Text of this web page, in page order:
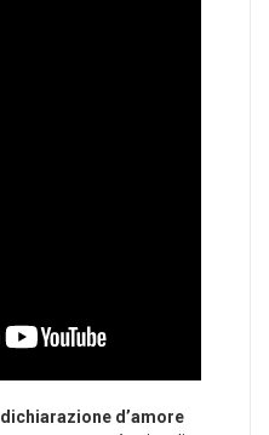
dichiarazione d’amore